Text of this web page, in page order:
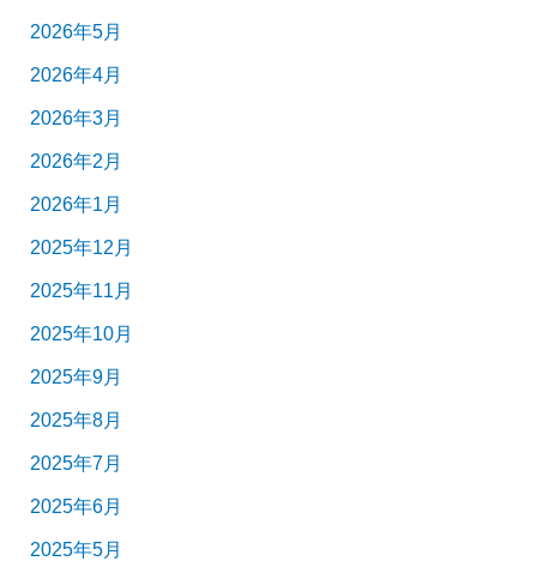
2026年5月
2026年4月
2026年3月
2026年2月
2026年1月
2025年12月
2025年11月
2025年10月
2025年9月
2025年8月
2025年7月
2025年6月
2025年5月